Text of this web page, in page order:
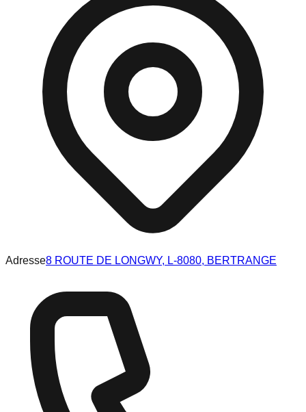
Adresse8 ROUTE DE LONGWY, L-8080, BERTRANGE